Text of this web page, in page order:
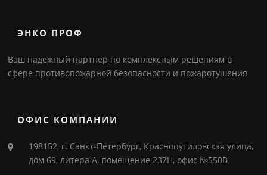
ЭНКО ПРОФ
Ваш надежный партнер по комплексным решениям в
сфере противопожарной безопасности и пожаротушения
ОФИС КОМПАНИИ
198152, г. Санкт-Петербург, Краснопутиловская улица,
дом 69, литера А, помещение 237Н, офис №550В